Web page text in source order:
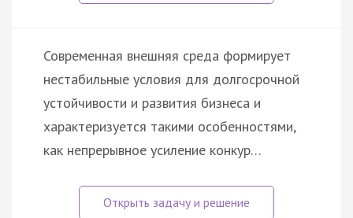
Современная внешняя среда формирует
нестабильные условия для долгосрочной
устойчивости и развития бизнеса и
характеризуется такими особенностями,
как непрерывное усиление конкур…